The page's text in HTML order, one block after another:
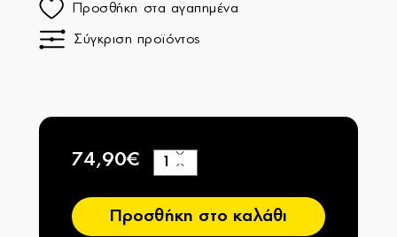
Προσθήκη στα αγαπημένα
Σύγκριση προϊόντος
74,90€
−
+
Προσθήκη στο καλάθι